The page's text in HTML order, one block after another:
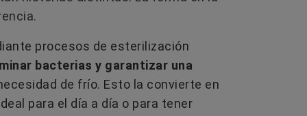
procesos de esterilización
bacterias y garantizar una
de frío. Esto la convierte en
para el día a día o para tener